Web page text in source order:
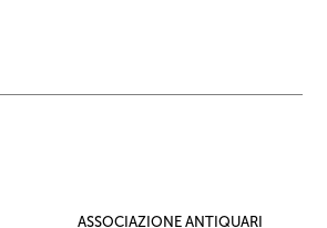
ASSOCIAZIONE ANTIQUARI